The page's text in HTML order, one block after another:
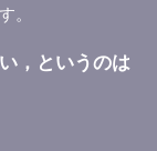
。
，というのは